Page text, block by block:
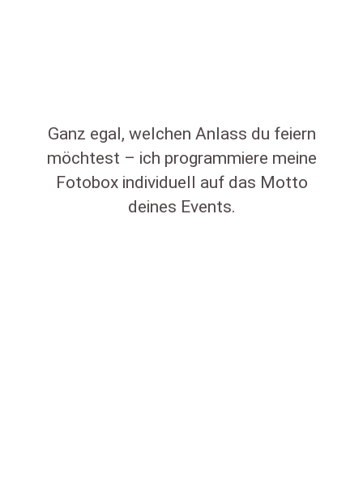
Ganz egal, welchen Anlass du feiern
möchtest – ich programmiere meine
Fotobox individuell auf das Motto
deines Events.